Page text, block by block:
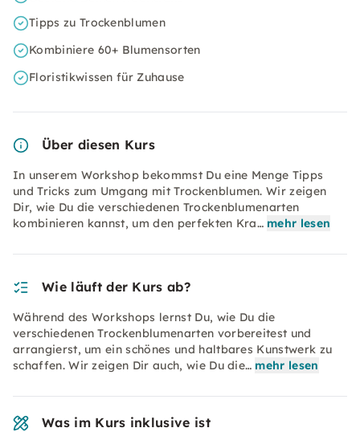
Tipps zu Trockenblumen
Kombiniere 60+ Blumensorten
Floristikwissen für Zuhause
Über diesen Kurs
In unserem Workshop bekommst Du eine Menge Tipps
und Tricks zum Umgang mit Trockenblumen. Wir zeigen
Dir, wie Du die verschiedenen Trockenblumenarten
kombinieren kannst, um den perfekten Kra… mehr lesen
Wie läuft der Kurs ab?
Während des Workshops lernst Du, wie Du die
verschiedenen Trockenblumenarten vorbereitest und
arrangierst, um ein schönes und haltbares Kunstwerk zu
schaffen. Wir zeigen Dir auch, wie Du die… mehr lesen
Was im Kurs inklusive ist